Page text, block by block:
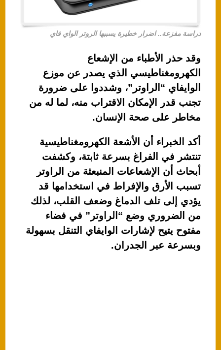
دراسة مفزعة.. اضرار خطيرة يسببها الروتر الواي فاي
وقد حذر الأطباء من الإشعاع
الكهرومغناطيسي الذي يصدر عن موزع
الوايفاي “الراوتر”، وشددوا على ضرورة
تجنب قدر الإمكان الاقتراب منه، لما له من
مخاطر على صحة الإنسان.
أكد الخبراء أن الأشعة الكهرومغناطيسية
تنتشر في الفراغ بسرعة ثابتة، وكشفت
أبحاث أن الإشعاعات المنبعثة من الراوتر
تسبب الأرق والإفراط في استخدامها قد
يؤدي إلى تلف الدماغ وضعف القلب، لذلك
من الضروري وضع “الراوتر” في فضاء
مفتوح يتيح لإشارات الوايفاي التنقل بسهولة
وبسرعة عبر الجدران.